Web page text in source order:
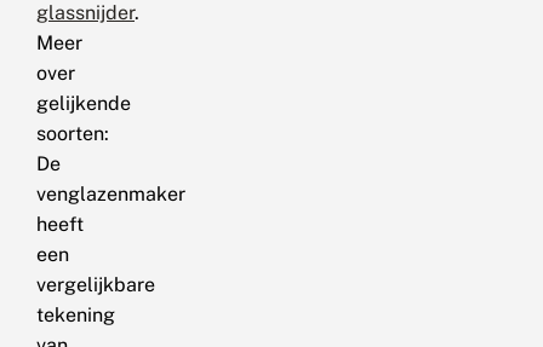
glassnijder.
Meer
over
gelijkende
soorten:
De
venglazenmaker
heeft
een
vergelijkbare
tekening